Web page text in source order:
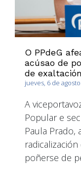
O PPdeG
acúsao de
de
jueves, 6 de
A
Popular e
Paula Prado,
poñerse de